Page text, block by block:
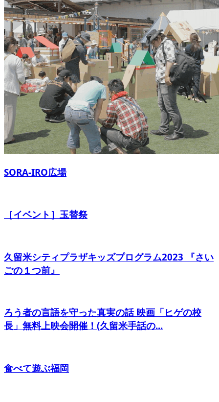
SORA-IRO広場
［イベント］玉替祭
久留米シティプラザキッズプログラム2023 『さい
ごの１つ前』
ろう者の言語を守った真実の話 映画「ヒゲの校
長」無料上映会開催！(久留米手話の...
食べて遊ぶ福岡